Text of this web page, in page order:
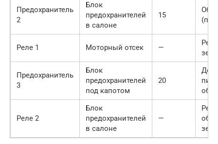
Предохранитель
2
Блок
предохранителей
в салоне
15
Реле 1 Моторный отсек —
Предохранитель
3
Блок
предохранителей
под капотом
20
Реле 2
Блок
предохранителей
в салоне
—